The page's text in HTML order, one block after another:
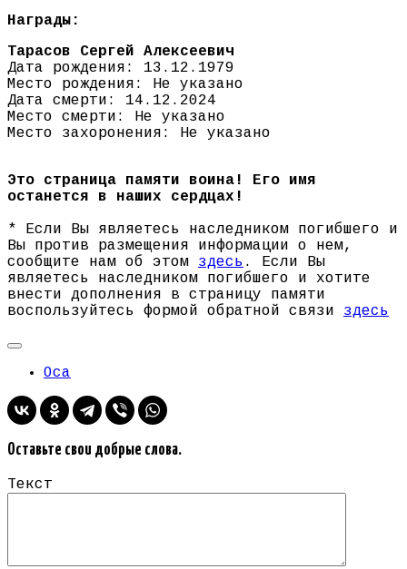
Награды:
Тарасов Сергей Алексеевич
Дата рождения: 13.12.1979
Место рождения: Не указано
Дата смерти: 14.12.2024
Место смерти: Не указано
Место захоронения: Не указано
Это страница памяти воина! Его имя
останется в наших сердцах!
* Если Вы являетесь наследником погибшего и
Вы против размещения информации о нем,
сообщите нам об этом здесь . Если Вы
являетесь наследником погибшего и хотите
внести дополнения в страницу памяти
воспользуйтесь формой обратной связи здесь
Оса
Оставьте свои добрые слова.
Текст